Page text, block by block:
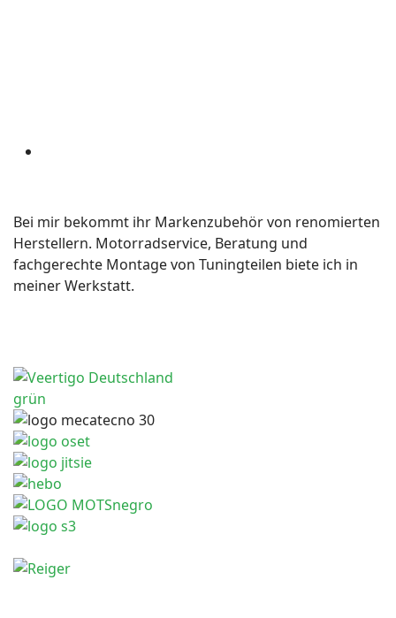
Bei mir bekommt ihr Markenzubehör von renomierten
Herstellern. Motorradservice, Beratung und
fachgerechte Montage von Tuningteilen biete ich in
meiner Werkstatt.